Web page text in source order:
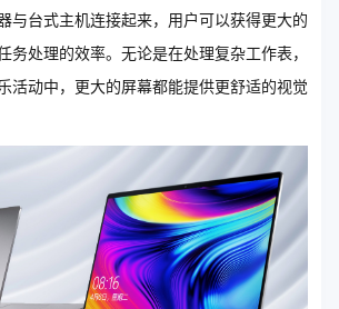
与台式主机连接起来，用户可以获得更大的
务处理的效率。无论是在处理复杂工作表，
活动中，更大的屏幕都能提供更舒适的视觉